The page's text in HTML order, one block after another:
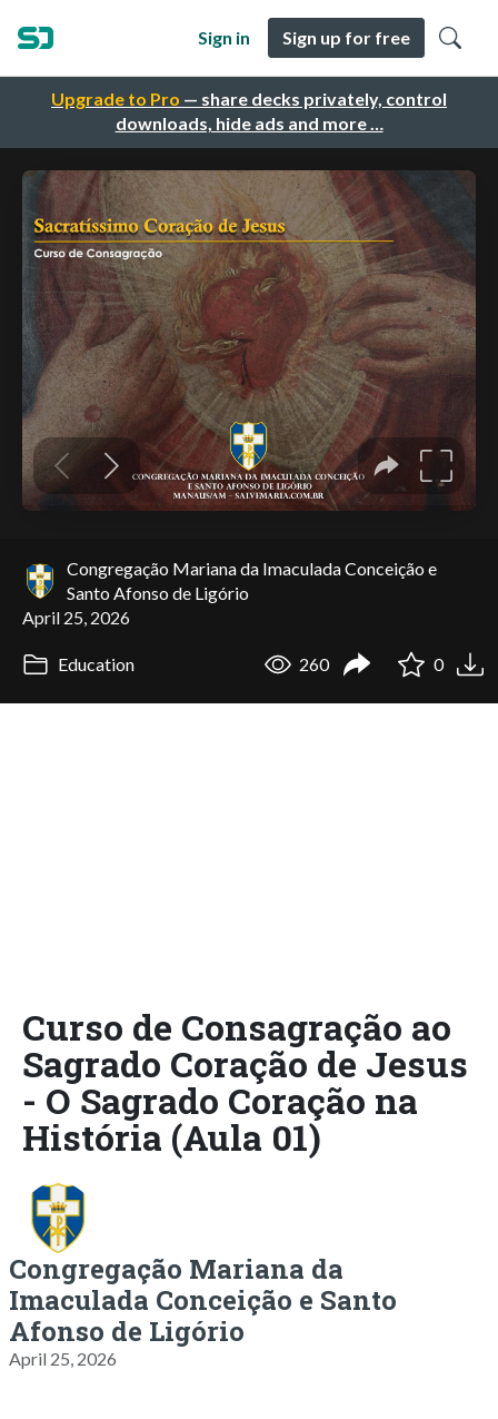
Upgrade to Pro — share decks privately, control
downloads, hide ads and more …
Sign in Sign up for free
Congregação Mariana da Imaculada Conceição e
Santo Afonso de Ligório
April 25, 2026
Education 260 0
Curso de Consagração ao
Sagrado Coração de Jesus
- O Sagrado Coração na
História (Aula 01)
Congregação Mariana da
Imaculada Conceição e Santo
Afonso de Ligório
April 25, 2026